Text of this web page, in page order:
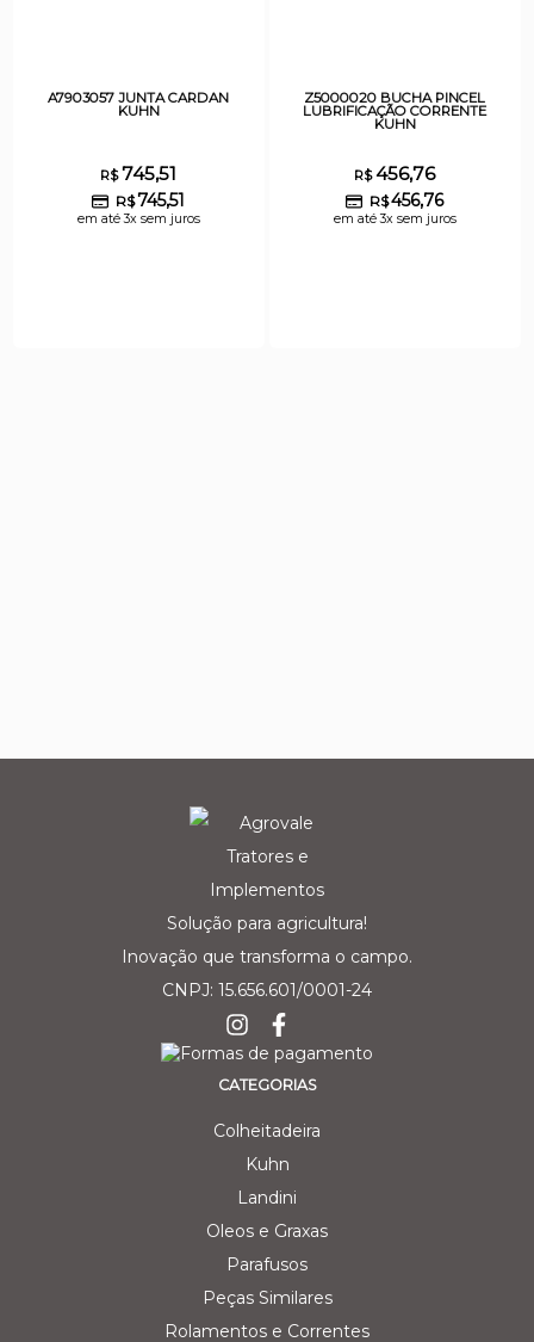
A7903057 JUNTA CARDAN
KUHN
R$745,51
R$745,51
em até 3x sem juros
Z5000020 BUCHA PINCEL
LUBRIFICAÇÃO CORRENTE
KUHN
R$456,76
R$456,76
em até 3x sem juros
Solução para agricultura!
Inovação que transforma o campo.
CNPJ: 15.656.601/0001-24
CATEGORIAS
Colheitadeira
Kuhn
Landini
Oleos e Graxas
Parafusos
Peças Similares
Rolamentos e Correntes